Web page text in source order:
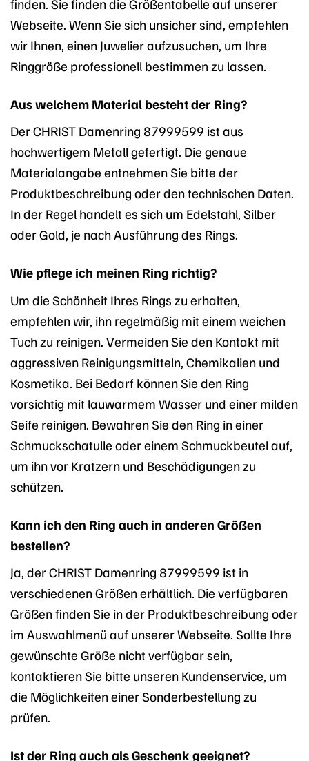
finden. Sie finden die Größentabelle auf unserer
Webseite. Wenn Sie sich unsicher sind, empfehlen
wir Ihnen, einen Juwelier aufzusuchen, um Ihre
Ringgröße professionell bestimmen zu lassen.
Aus welchem Material besteht der Ring?
Der CHRIST Damenring 87999599 ist aus
hochwertigem Metall gefertigt. Die genaue
Materialangabe entnehmen Sie bitte der
Produktbeschreibung oder den technischen Daten.
In der Regel handelt es sich um Edelstahl, Silber
oder Gold, je nach Ausführung des Rings.
Wie pflege ich meinen Ring richtig?
Um die Schönheit Ihres Rings zu erhalten,
empfehlen wir, ihn regelmäßig mit einem weichen
Tuch zu reinigen. Vermeiden Sie den Kontakt mit
aggressiven Reinigungsmitteln, Chemikalien und
Kosmetika. Bei Bedarf können Sie den Ring
vorsichtig mit lauwarmem Wasser und einer milden
Seife reinigen. Bewahren Sie den Ring in einer
Schmuckschatulle oder einem Schmuckbeutel auf,
um ihn vor Kratzern und Beschädigungen zu
schützen.
Kann ich den Ring auch in anderen Größen
bestellen?
Ja, der CHRIST Damenring 87999599 ist in
verschiedenen Größen erhältlich. Die verfügbaren
Größen finden Sie in der Produktbeschreibung oder
im Auswahlmenü auf unserer Webseite. Sollte Ihre
gewünschte Größe nicht verfügbar sein,
kontaktieren Sie bitte unseren Kundenservice, um
die Möglichkeiten einer Sonderbestellung zu
prüfen.
Ist der Ring auch als Geschenk geeignet?